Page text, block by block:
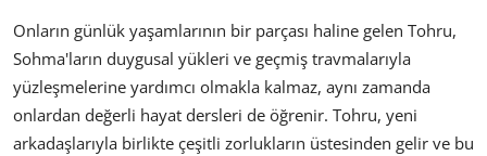
Onların günlük yaşamlarının bir parçası haline gelen Tohru,
Sohma'ların duygusal yükleri ve geçmiş travmalarıyla
yüzleşmelerine yardımcı olmakla kalmaz, aynı zamanda
onlardan değerli hayat dersleri de öğrenir. Tohru, yeni
arkadaşlarıyla birlikte çeşitli zorlukların üstesinden gelir ve bu